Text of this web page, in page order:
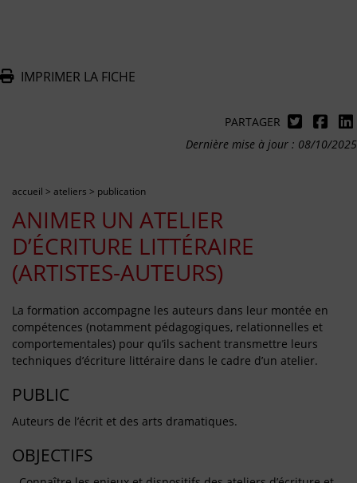
IMPRIMER LA FICHE
PARTAGER
Dernière mise à jour : 08/10/2025
accueil > ateliers > publication
ANIMER UN ATELIER
D’ÉCRITURE LITTÉRAIRE
(ARTISTES-AUTEURS)
La formation accompagne les auteurs dans leur montée en
compétences (notamment pédagogiques, relationnelles et
comportementales) pour qu’ils sachent transmettre leurs
techniques d’écriture littéraire dans le cadre d’un atelier.
PUBLIC
Auteurs de l’écrit et des arts dramatiques.
OBJECTIFS